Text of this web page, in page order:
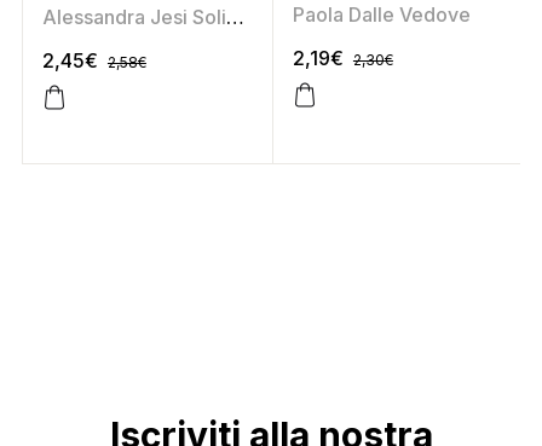
Alessandra Jesi Soligoni
2,45€ 2,58€
Paola Dalle Vedove
2,19€ 2,30€
Iscriviti alla nostra